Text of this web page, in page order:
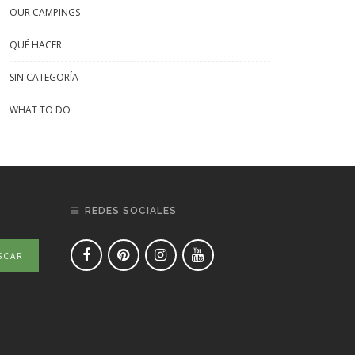
OUR CAMPINGS
QUÉ HACER
SIN CATEGORÍA
WHAT TO DO
REDES SOCIALES